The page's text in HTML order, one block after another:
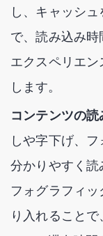
し、キャッシ
で、読み込み
エクスペリエ
します。
コンテンツの読
しや字下げ、
分かりやすく
フォグラフィ
り入れること